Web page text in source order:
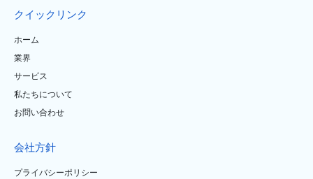
クイックリンク
ホーム
業界
サービス
私たちについて
お問い合わせ
会社方針
プライバシーポリシー